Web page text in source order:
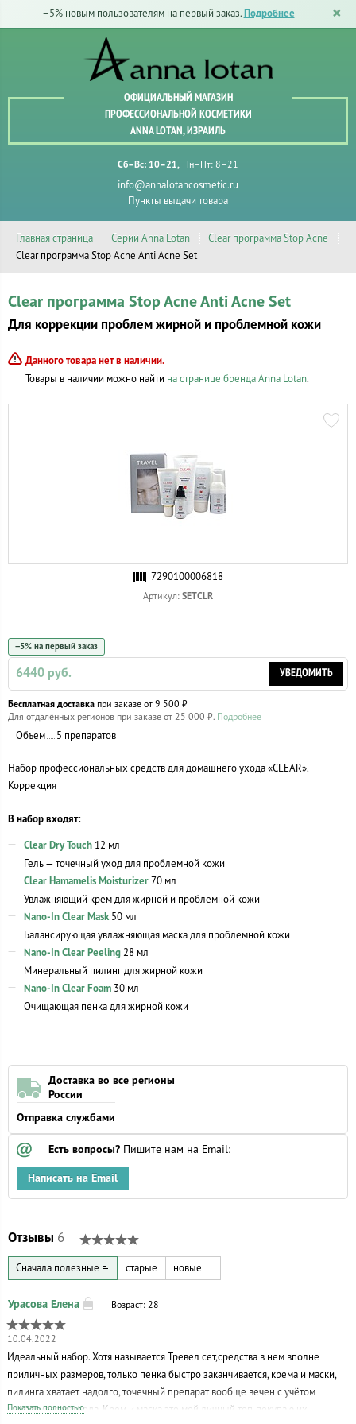
−5% новым пользователям на первый заказ. Подробнее
ОФИЦИАЛЬНЫЙ МАГАЗИН
ПРОФЕССИОНАЛЬНОЙ КОСМЕТИКИ
ANNA LOTAN, ИЗРАИЛЬ
Пн–Пт: 8–21
Сб–Вс: 10–21
info@annalotancosmetic.ru
Пункты выдачи товара
Главная страница Серии Anna Lotan
Clear программа Stop Acne
Clear программа Stop Acne Anti Acne Set
Clear программа Stop Acne Anti Acne Set
Для коррекции проблем жирной и проблемной кожи
Данного товара нет в наличии.
Товары в наличии можно найти на странице бренда Anna Lotan.
7290100006818
Артикул: SETCLR
−5% на первый заказ
6440 руб. УВЕДОМИТЬ
Бесплатная доставка при заказе от 9 500 ₽
Для отдалённых регионов при заказе от 25 000 ₽.
Подробнее
Объем 5 препаратов
Набор профессиональных средств для домашнего ухода «CLEAR».
Коррекция
В набор входят:
Clear Dry Touch 12 мл
Гель — точечный уход для проблемной кожи
Clear Hamamelis Moisturizer 70 мл
Увлажняющий крем для жирной и проблемной кожи
Nano-In Clear Mask50 мл
Балансирующая увлажняющая маска для проблемной кожи
Nano-In Clear Peeling 28 мл
Минеральный пилинг для жирной кожи
Nano-In Clear Foam 30 мл
Очищающая пенка для жирной кожи
Доставка во все регионы
России
Отправка службами
Есть вопросы? Пишите нам на Email:
Написать на Email
Отзывы 6
Сначала полезные старые новые
Возраст: 28
10.04.2022
Идеальный набор. Хотя называется Тревел сет,средства в нем вполне
приличных размеров, только пенка быстро заканчивается, крема и маски,
пилинга хватает надолго, точечный препарат вообще вечен с учётом
маленького расхода. Крем и маска это мой личный топ,покупаю их
Показать полностью